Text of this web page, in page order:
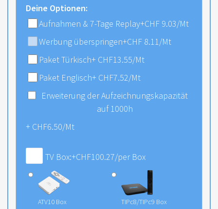
Deine Optionen:
Aufnahmen & 7-Tage Replay+CHF 9.03/Mt
Werbung überspringen+CHF 8.11/Mt
Paket Türkisch+ CHF13.55/Mt
Paket Englisch+ CHF7.52/Mt
Erweiterung der Aufzeichnungskapazität
auf 1000h
+ CHF6.50/Mt
TV Box:+CHF100.27/per Box
ATV10 Box TIPc8/TIPc9 Box